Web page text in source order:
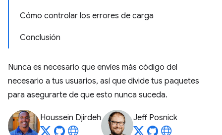
Cómo controlar los errores de carga
Conclusión
Nunca es necesario que envíes más código del
necesario a tus usuarios, así que divide tus paquetes
para asegurarte de que esto nunca suceda.
Houssein Djirdeh Jeff Posnick